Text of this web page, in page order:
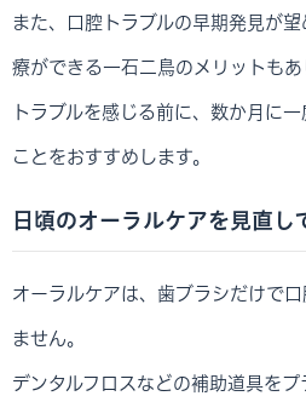
また、口腔トラブルの早期発見が
療ができる一石二鳥のメリットもあ
トラブルを感じる前に、数か月に
ことをおすすめします。
日頃のオーラルケアを見直し
オーラルケアは、歯ブラシだけで
ません。
デンタルフロスなどの補助道具を